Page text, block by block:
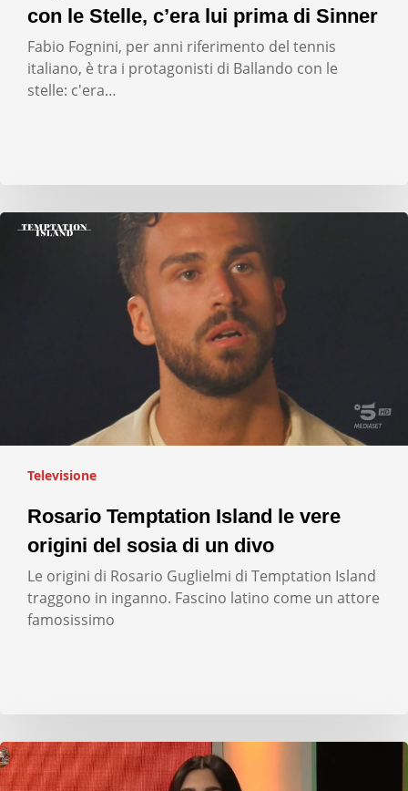
con le Stelle, c’era lui prima di Sinner
Fabio Fognini, per anni riferimento del tennis
italiano, è tra i protagonisti di Ballando con le
stelle: c'era…
Televisione
Rosario Temptation Island le vere
origini del sosia di un divo
Le origini di Rosario Guglielmi di Temptation Island
traggono in inganno. Fascino latino come un attore
famosissimo